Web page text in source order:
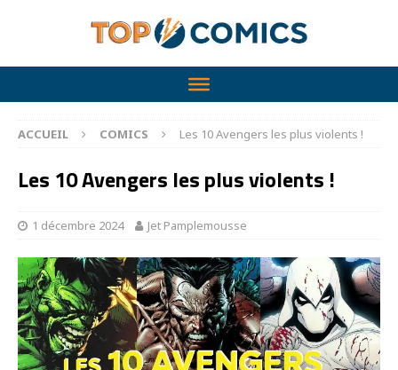
ACCUEIL COMICS Les 10 Avengers les plus violents !
Les 10 Avengers les plus violents !
1 décembre 2024 Jet Pamplemousse